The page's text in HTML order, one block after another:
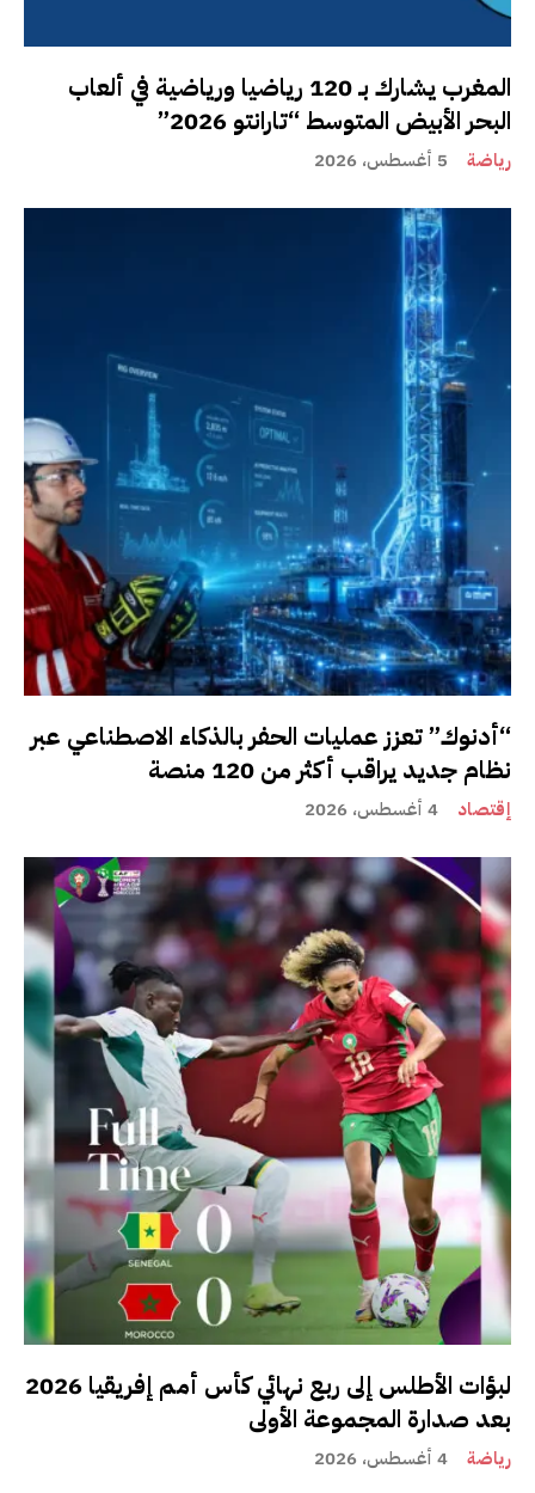
المغرب يشارك بـ 120 رياضيا ورياضية في ألعاب
البحر الأبيض المتوسط “تارانتو 2026”
رياضة 5 أغسطس، 2026
“أدنوك” تعزز عمليات الحفر بالذكاء الاصطناعي عبر
نظام جديد يراقب أكثر من 120 منصة
إقتصاد 4 أغسطس، 2026
لبؤات الأطلس إلى ربع نهائي كأس أمم إفريقيا 2026
بعد صدارة المجموعة الأولى
رياضة 4 أغسطس، 2026